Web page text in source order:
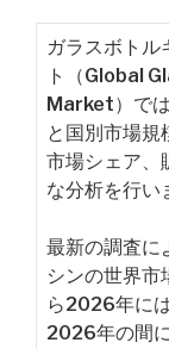
ガラスボトル
ト（Global
Market）で
と国別市場規
市場シェア、
な分析を行い
最新の調査に
シンの世界
ら2026年に
2026年の間